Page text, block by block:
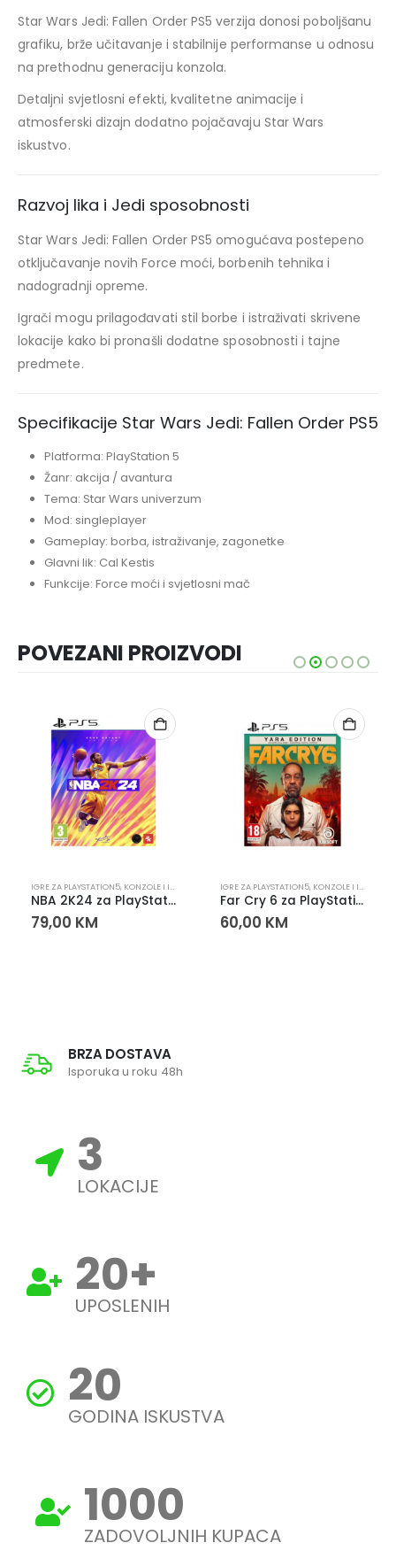
Star Wars Jedi: Fallen Order PS5 verzija donosi poboljšanu
grafiku, brže učitavanje i stabilnije performanse u odnosu
na prethodnu generaciju konzola.
Detaljni svjetlosni efekti, kvalitetne animacije i
atmosferski dizajn dodatno pojačavaju Star Wars
iskustvo.
Razvoj lika i Jedi sposobnosti
Star Wars Jedi: Fallen Order PS5 omogućava postepeno
otključavanje novih Force moći, borbenih tehnika i
nadogradnji opreme.
Igrači mogu prilagođavati stil borbe i istraživati skrivene
lokacije kako bi pronašli dodatne sposobnosti i tajne
predmete.
Specifikacije Star Wars Jedi: Fallen Order PS5
Platforma: PlayStation 5
Žanr: akcija / avantura
Tema: Star Wars univerzum
Mod: singleplayer
Gameplay: borba, istraživanje, zagonetke
Glavni lik: Cal Kestis
Funkcije: Force moći i svjetlosni mač
POVEZANI PROIZVODI
PLAYSTATIONIGRE ZA PLAYSTATION5, KONZOLE I IGRE PLAYSTATION
NBA 2K24 za PlayStation 5 (PS5)
79,00 KM
IGRE ZA PLAYSTATION5, KONZOLE I IGRE
Far Cry 6 za PlayStation 5 (PS5)
60,00 KM
BRZA DOSTAVA
Isporuka u roku 48h
3
LOKACIJE
20+
UPOSLENIH
20
GODINA ISKUSTVA
1000
ZADOVOLJNIH KUPACA